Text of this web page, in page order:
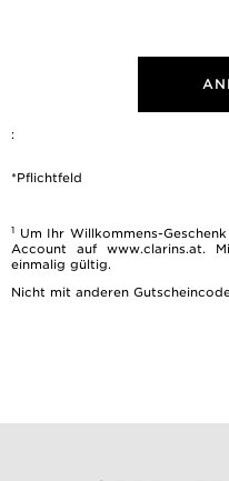
:
*Pflichtfeld
1 Um Ihr Willkommens-
Account auf www.clarins.at.
einmalig gültig.
Nicht mit anderen